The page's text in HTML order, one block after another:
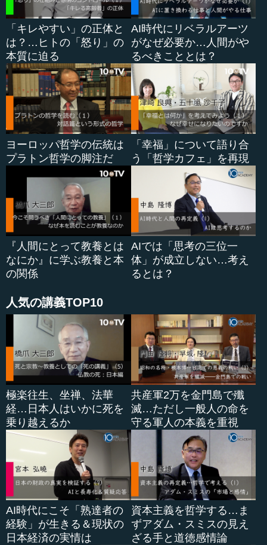
「キレやすい」の正体と
は？…ヒトの「怒り」の
本質に迫る
AI時代にリベラルアーツ
がなぜ必要か…人間がや
るべきこととは？
ヨーロッパ哲学の伝統は
プラトン哲学の脚注だ
「幸福」について語り合
う「哲学カフェ」を再現
『人間にとって教養とは
なにか』に学ぶ教養と本
の関係
AIでは「思考の三位一
体」が成立しない…考え
るとは？
人気の講義TOP10
極楽往生、坐禅、法華
経…日本人はいかに死を
乗り越えるか
共産軍2万を金門島で殲
滅…ただし一般人の命を
守る軍人の本義を重視
AI時代にこそ「熟達者の
経験」が生きる＆現状の
日本経済の実情は
資本主義を哲学する…ま
ずアダム・スミスの見え
ざる手と道徳感情論